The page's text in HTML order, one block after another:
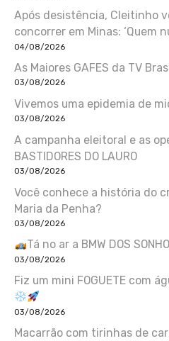
Após desistência, Cleitinho
concorrer em Minas: ‘Quem
04/08/2026
As Maiores GAFES da TV
03/08/2026
Vivemos uma epidemia de
03/08/2026
A campanha eleitoral e as
BASTIDORES DO LAURO
03/08/2026
Você conhece a história do
Maria da Penha?
03/08/2026
Tá no ar a BMW DOS
03/08/2026
Fiz um mini FOGUETE com
03/08/2026
Macarrão com tirinhas de